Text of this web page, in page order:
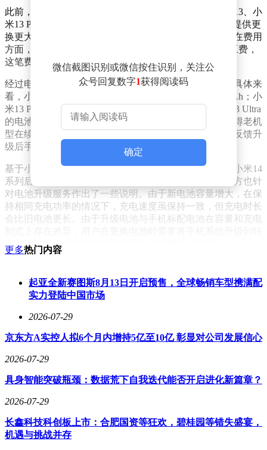
此前，小米13系列已率先上线电池升级服务，覆盖小米13、小
米13 Pro以及小米13 Ultra三款机型。该服务旨在为用户提供更
换更大容量电池的解决方案，以提升手机的续航能力。在费用
方面，电池升级费用为149元，同时需额外支付40元人工费，
这笔费用涵盖了检测、调试以及升级等全方位服务。
经过电池升级后，三款机型的电池容量均有显著提升。具体来
看，小米13的电池容量从原来的4500mAh提升至4850mAh；小
米13 Pro的电池容量从4820mAh增加到5361mAh；小米13 Ultra
的电池容量则从5000mAh跃升至5500mAh。这一改变使得老机
型在续航表现上远超使用原装电池时的水平，不少用户反馈升
级后手机的使用时长明显增加。
基于小米13系列电池升级后的良好反馈，业内人士预计小米14
系列后续也会迎来类似的电池提升方案。不过，小米官方也针
对电池升级服务作出了一些说明。由于新电池容量增大，在保
持相同充电功率的情况下，充电速度虽保持一致，但充电时长
会比旧电池更长。由于升级电池与手机标配电池在容量和充电
定版本，以确保电池能够正常工作并发挥最佳性能。
微信截图识别或微信按住识别，关注公
众号回复数字1获得阅读码
确定
更多热门内容
起亚全新赛图斯8月13日开启预售，全球畅销车型携满配
实力登陆中国市场
2026-07-29
京东方A实控人拟6个月内增持5亿至10亿 彰显对公司发展信心
2026-07-29
具身智能突破瓶颈：数据荒下自我迭代能否开启进化新篇章？
2026-07-29
长鑫科技科创板上市：合肥国资等狂欢，碧桂园等错失盛宴，
机遇与挑战并存